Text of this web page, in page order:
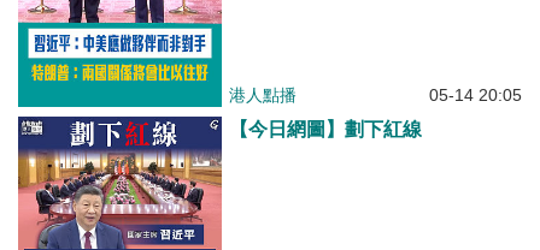
港人點播 05-14 20:05
【今日網圖】劃下紅線